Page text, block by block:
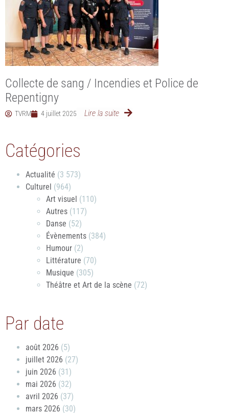
Collecte de sang / Incendies et Police de
Repentigny
TVRM 4 juillet 2025 Lire la suite
Catégories
Actualité (3 573)
Culturel (964)
Art visuel (110)
Autres (117)
Danse (52)
Évènements (384)
Humour (2)
Littérature (70)
Musique (305)
Théâtre et Art de la scène (72)
Par date
août 2026 (5)
juillet 2026 (27)
juin 2026 (31)
mai 2026 (32)
avril 2026 (37)
mars 2026 (30)